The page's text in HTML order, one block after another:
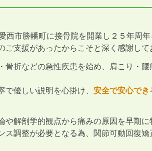
西市勝幡町に接骨院を開業し２５年周年
ご支援があったからこそと深く感謝して
骨折などの急性疾患を始め、肩こり・
優しい説明を心掛け、 安全で安心で
や解剖学的観点から痛みの原因を早期に
ス調整が必要となる為、関節可動回復